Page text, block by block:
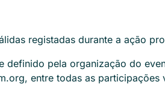
registadas durante a ação
pela organização do
entre todas as participações